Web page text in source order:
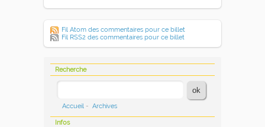
Fil Atom des commentaires pour ce billet
Fil RSS2 des commentaires pour ce billet
Recherche
Accueil - Archives
Infos